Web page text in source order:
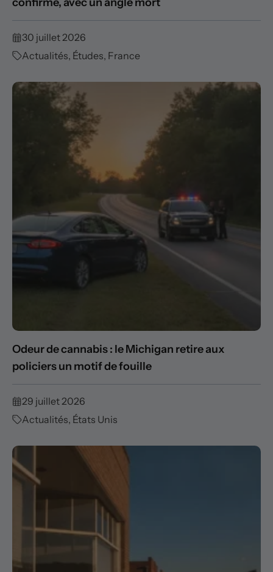
30 juillet 2026
Actualités, Études, France
Odeur de cannabis : le Michigan retire aux
policiers un motif de fouille
29 juillet 2026
Actualités, États Unis